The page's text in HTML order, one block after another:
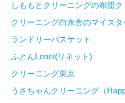
しももとクリーニングの布団
クリーニング白永舎のマイス
ランドリーバスケット
ふとんLenet(リネット)
クリーニング東京
うさちゃんクリーニング（